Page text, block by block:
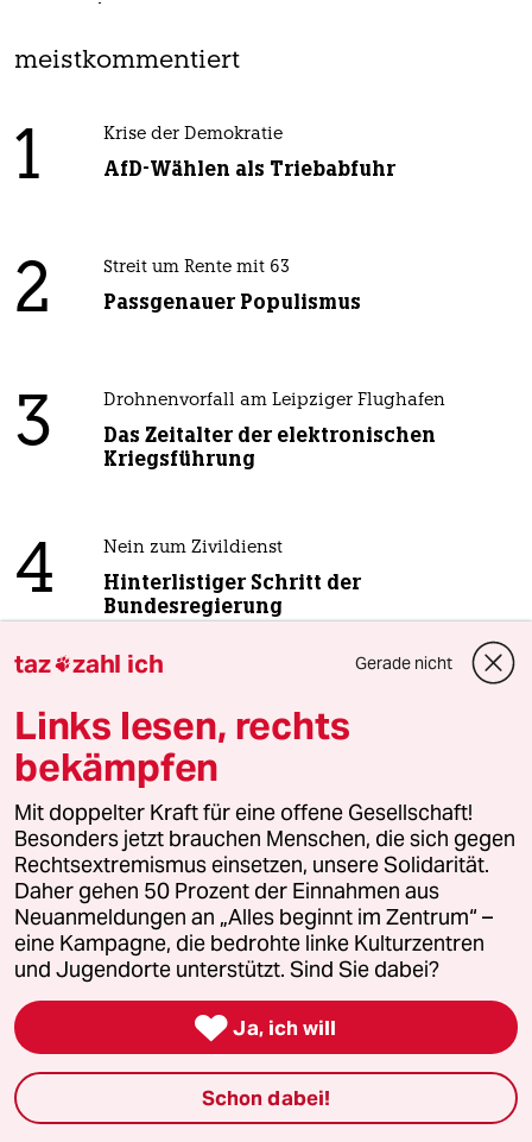
meistkommentiert
1 Krise der Demokratie
AfD-Wählen als Triebabfuhr
2 Streit um Rente mit 63
Passgenauer Populismus
3 Drohnenvorfall am Leipziger Flughafen
Das Zeitalter der elektronischen
Kriegsführung
4 Nein zum Zivildienst
Hinterlistiger Schritt der
Bundesregierung
5
„Die Stadt ist gemacht für den weißen
Mann in einem Auto“
6 Was tun gegen den Energiewende-Rollback?
Der Urknall
taz
Folgen Sie uns
taz zahl ich Gerade nicht
Links lesen, rechts
bekämpfen
Mit doppelter Kraft für eine offene Gesellschaft!
Besonders jetzt brauchen Menschen, die sich gegen
Rechtsextremismus einsetzen, unsere Solidarität.
Daher gehen 50 Prozent der Einnahmen aus
Neuanmeldungen an „Alles beginnt im Zentrum“ –
eine Kampagne, die bedrohte linke Kulturzentren
und Jugendorte unterstützt. Sind Sie dabei?
 Ja, ich will
Schon dabei!